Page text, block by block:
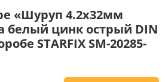
«Шуруп 4.2х32мм
белый цинк острый DIN
STARFIX SM-20285-